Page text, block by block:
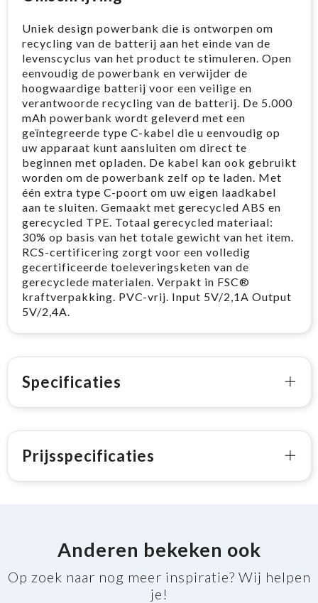
Uniek design powerbank die is ontworpen om
recycling van de batterij aan het einde van de
levenscyclus van het product te stimuleren. Open
eenvoudig de powerbank en verwijder de
hoogwaardige batterij voor een veilige en
verantwoorde recycling van de batterij. De 5.000
mAh powerbank wordt geleverd met een
geïntegreerde type C-kabel die u eenvoudig op
uw apparaat kunt aansluiten om direct te
beginnen met opladen. De kabel kan ook gebruikt
worden om de powerbank zelf op te laden. Met
één extra type C-poort om uw eigen laadkabel
aan te sluiten. Gemaakt met gerecycled ABS en
gerecycled TPE. Totaal gerecycled materiaal:
30% op basis van het totale gewicht van het item.
RCS-certificering zorgt voor een volledig
gecertificeerde toeleveringsketen van de
gerecyclede materialen. Verpakt in FSC®
kraftverpakking. PVC-vrij. Input 5V/2,1A Output
5V/2,4A.
Specificaties
Prijsspecificaties
Anderen bekeken ook
Op zoek naar nog meer inspiratie? Wij helpen
je!